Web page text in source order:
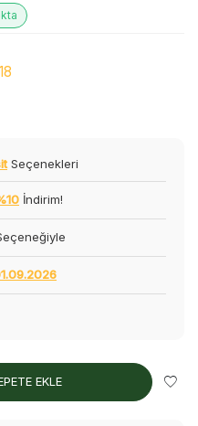
Seçenekleri
İndirim!
EKLE